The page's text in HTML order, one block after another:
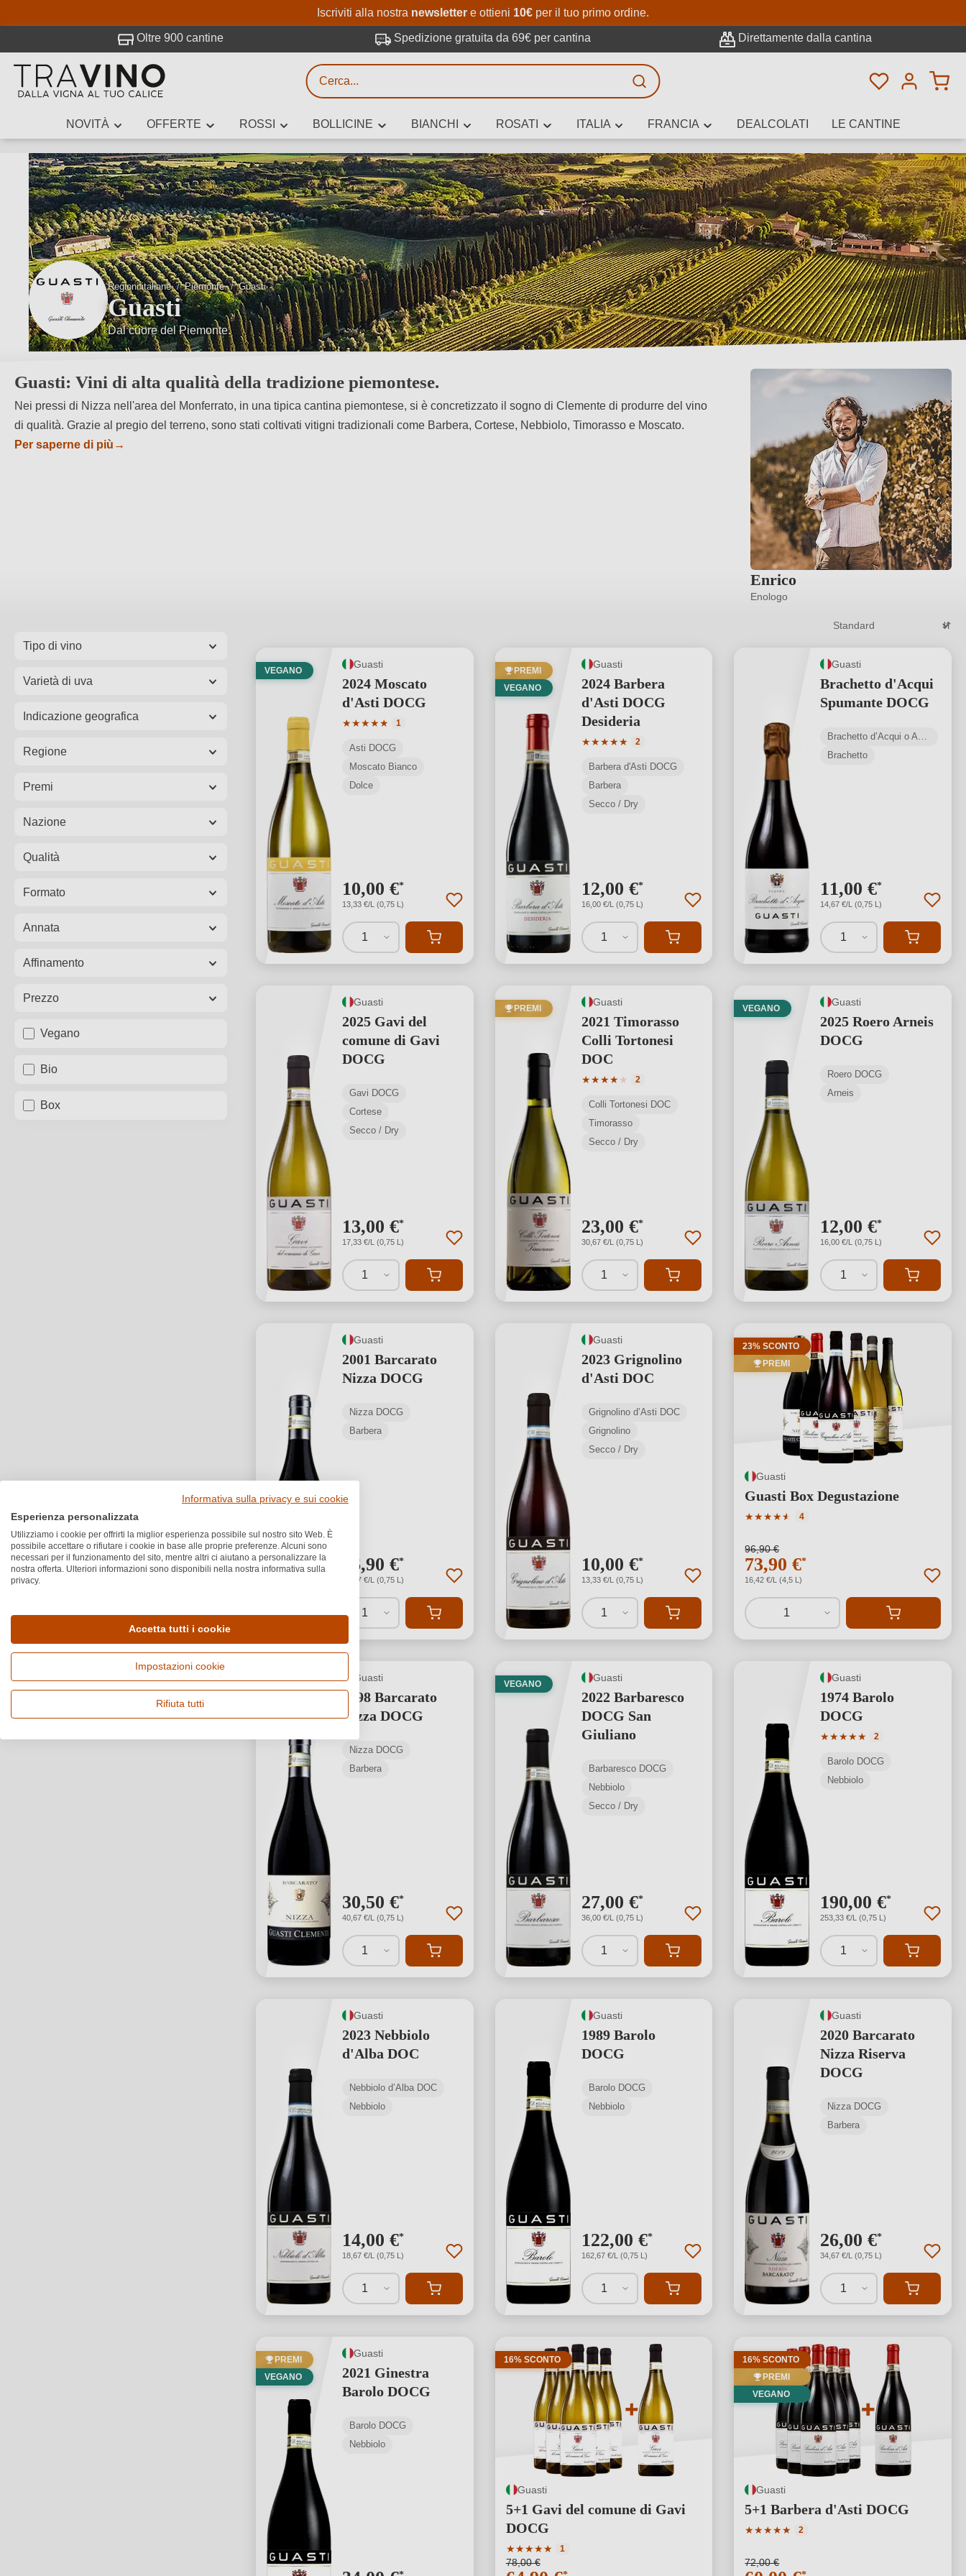
Passa al contenuto principale
Salta alla ricerca
Passa alla navigazione principale
Iscriviti alla nostra newsletter e ottieni 10€ per il tuo primo ordine.
Oltre 900 cantine Spedizione gratuita da 69€ per cantina Direttamente dalla cantina
Hai 0 articoli
NOVITÀ OFFERTE ROSSI BOLLICINE BIANCHI ROSATI ITALIA FRANCIA DEALCOLATI LE CANTINE
Regioni italiane Piemonte Guasti
Guasti
Terroir unico del Monferrato.
Guasti: Vini di alta qualità della tradizione piemontese.
Nei pressi di Nizza nell'area del Monferrato, in una tipica cantina piemontese, si è concretizzato il sogno di Clemente di produrre del vino
di qualità. Grazie al pregio del terreno, sono stati coltivati vitigni tradizionali come Barbera, Cortese, Nebbiolo, Timorasso e Moscato.
Per saperne di più →
Enrico
Enologo
Tipo di vino
Varietà di uva
Indicazione geografica
Regione
Premi
Nazione
Qualità
Formato
Annata
Affinamento
Prezzo
Vegano
Bio
Box
VEGANO
Guasti
2024 Moscato
d'Asti DOCG
★★★★★
Valutazione media di 5 su 5 stelle
1
Asti DOCG
Moscato Bianco
Dolce
10,00 €*
13,33 €/L (0,75 L)
1
PREMI
VEGANO
Guasti
2024 Barbera
d'Asti DOCG
Desideria
★★★★★
Valutazione media di 5 su 5 stelle
2
Barbera d'Asti DOCG
Barbera
Secco / Dry
12,00 €*
16,00 €/L (0,75 L)
1
Guasti
Brachetto d'Acqui
Spumante DOCG
Brachetto d’Acqui o Acqui DOCG
Brachetto
11,00 €*
14,67 €/L (0,75 L)
1
Guasti
2025 Gavi del
comune di Gavi
DOCG
Gavi DOCG
Cortese
Secco / Dry
13,00 €*
17,33 €/L (0,75 L)
1
PREMI
Guasti
2021 Timorasso
Colli Tortonesi
DOC
★★★★★
Valutazione media di 4 su 5 stelle
2
Colli Tortonesi DOC
Timorasso
Secco / Dry
23,00 €*
30,67 €/L (0,75 L)
1
VEGANO
Guasti
2025 Roero Arneis
DOCG
Roero DOCG
Arneis
12,00 €*
16,00 €/L (0,75 L)
1
Guasti
2001 Barcarato
Nizza DOCG
Nizza DOCG
Barbera
26,90 €*
35,87 €/L (0,75 L)
1
Guasti
2023 Grignolino
d'Asti DOC
Grignolino d’Asti DOC
Grignolino
Secco / Dry
10,00 €*
13,33 €/L (0,75 L)
1
23% SCONTO
PREMI
Guasti
Guasti Box Degustazione
★★★★★
★
Valutazione media di 4.5 su 5 stelle
4
96,90 €
73,90 €*
16,42 €/L (4,5 L)
1
Guasti
1998 Barcarato
Nizza DOCG
Nizza DOCG
Barbera
30,50 €*
40,67 €/L (0,75 L)
1
VEGANO
Guasti
2022 Barbaresco
DOCG San
Giuliano
Barbaresco DOCG
Nebbiolo
Secco / Dry
27,00 €*
36,00 €/L (0,75 L)
1
Guasti
1974 Barolo
DOCG
★★★★★
Valutazione media di 5 su 5
2
Barolo DOCG
Nebbiolo
190,00 €*
253,33 €/L (0,75 L)
1
Guasti
2023 Nebbiolo
d'Alba DOC
Nebbiolo d’Alba DOC
Nebbiolo
14,00 €*
18,67 €/L (0,75 L)
1
Guasti
1989 Barolo
DOCG
Barolo DOCG
Nebbiolo
122,00 €*
162,67 €/L (0,75 L)
1
Guasti
2020 Barcarato
Nizza Riserva
DOCG
Nizza DOCG
Barbera
26,00 €*
34,67 €/L (0,75 L)
1
PREMI
VEGANO
Guasti
2021 Ginestra
Barolo DOCG
Barolo DOCG
Nebbiolo
16% SCONTO
Guasti
5+1 Gavi del comune di Gavi
DOCG
★★★★★
Valutazione media di 5 su 5 stelle
1
78,00 €
16% SCONTO
PREMI
VEGANO
Guasti
5+1 Barbera d'Asti DOCG
★★★★★
Valutazione media di 5 su 5 stelle
2
72,00 €
Ricerca vini
Inserisci almeno 3 caratteri
Ricerca avanzata
Descrivi il vino stai cercando – per gusto, occasione, nome del vino, vitigno, regione, cantina o
altri criteri.
Travino.
Informativa sulla privacy e sui cookie
Esperienza personalizzata
Utilizziamo i cookie per offrirti la miglior esperienza possibile sul nostro sito Web. È
possibile accettare o rifiutare i cookie in base alle proprie preferenze. Alcuni sono
necessari per il funzionamento del sito, mentre altri ci aiutano a personalizzare la
nostra offerta. Ulteriori informazioni sono disponibili nella nostra informativa sulla
privacy.
Accetta tutti i cookie
Impostazioni cookie
Rifiuta tutti